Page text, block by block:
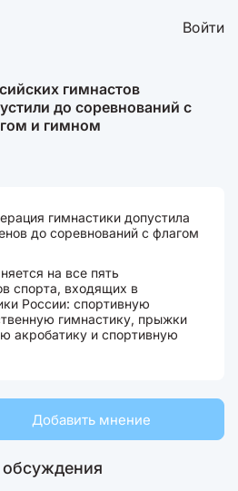
Войти
гимнастов
до соревнований с
и гимном
гимнастики допустила
до соревнований с флагом
на все пять
спорта, входящих в
России: спортивную
гимнастику, прыжки
акробатику и спортивную
Добавить мнение